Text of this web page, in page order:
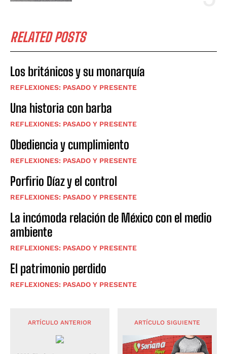
RELATED POSTS
Los británicos y su monarquía
REFLEXIONES: PASADO Y PRESENTE
Una historia con barba
REFLEXIONES: PASADO Y PRESENTE
Obediencia y cumplimiento
REFLEXIONES: PASADO Y PRESENTE
Porfirio Díaz y el control
REFLEXIONES: PASADO Y PRESENTE
La incómoda relación de México con el medio
ambiente
REFLEXIONES: PASADO Y PRESENTE
El patrimonio perdido
REFLEXIONES: PASADO Y PRESENTE
ARTÍCULO ANTERIOR ARTÍCULO SIGUIENTE